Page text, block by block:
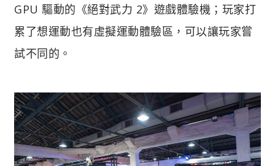
GPU 驅動的《絕對武力 2》遊戲體驗機；玩家打
累了想運動也有虛擬運動體驗區，可以讓玩家嘗
試不同的。